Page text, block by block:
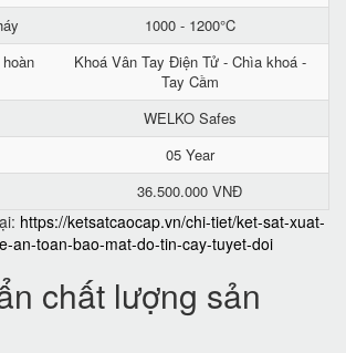
1000 - 1200°C
Khoá Vân Tay Điện Tử - Chìa khoá -
Tay Cầm
WELKO Safes
05 Year
36.500.000 VNĐ
https://ketsatcaocap.vn/chi-tiet/ket-sat-xuat-
an-toan-bao-mat-do-tin-cay-tuyet-doi
chất lượng sản